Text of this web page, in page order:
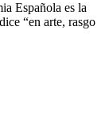
Española es la
“en arte, rasgo